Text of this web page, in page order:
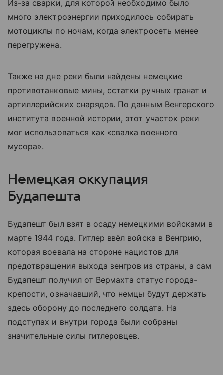
Из-за сварки, для которой необходимо было
много электроэнергии приходилось собирать
мотоциклы по ночам, когда электросеть менее
перегружена.
Также на дне реки были найдены немецкие
противотанковые мины, остатки ручных гранат и
артиллерийских снарядов. По данным Венгерского
института военной истории, этот участок реки
мог использоваться как «свалка военного
мусора».
Немецкая оккупация
Будапешта
Будапешт был взят в осаду немецкими войсками в
марте 1944 года. Гитлер ввёл войска в Венгрию,
которая воевала на стороне нацистов для
предотвращения выхода венгров из страны, а сам
Будапешт получил от Вермахта статус города-
крепости, означавший, что немцы будут держать
здесь оборону до последнего солдата. На
подступах и внутри города были собраны
значительные силы гитлеровцев.